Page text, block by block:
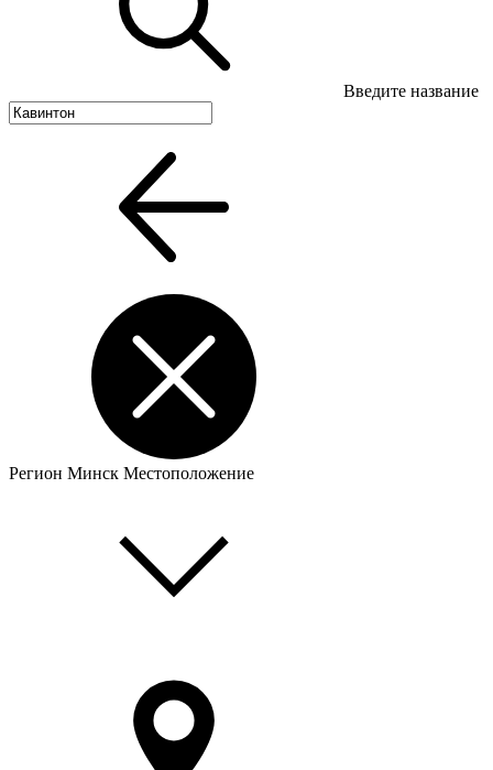
Введите название
Регион Минск Местоположение